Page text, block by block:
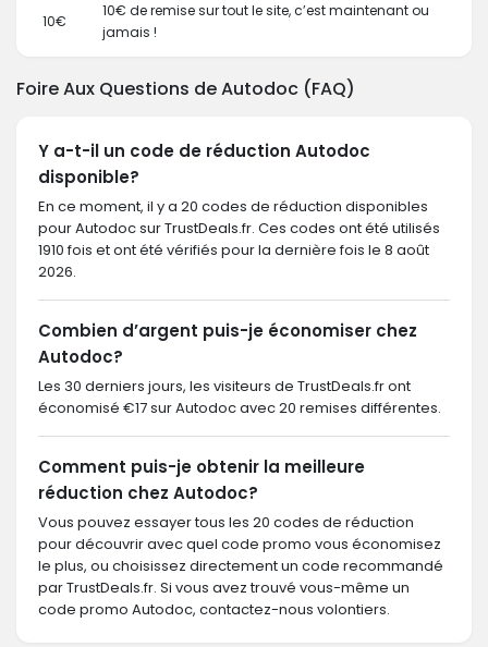
10€
10€ de remise sur tout le site, c’est maintenant ou
jamais !
Foire Aux Questions de Autodoc (FAQ)
Y a-t-il un code de réduction Autodoc
disponible?
En ce moment, il y a 20 codes de réduction disponibles
pour Autodoc sur TrustDeals.fr. Ces codes ont été utilisés
1910 fois et ont été vérifiés pour la dernière fois le 8 août
2026.
Combien d’argent puis-je économiser chez
Autodoc?
Les 30 derniers jours, les visiteurs de TrustDeals.fr ont
économisé €17 sur Autodoc avec 20 remises différentes.
Comment puis-je obtenir la meilleure
réduction chez Autodoc?
Vous pouvez essayer tous les 20 codes de réduction
pour découvrir avec quel code promo vous économisez
le plus, ou choisissez directement un code recommandé
par TrustDeals.fr. Si vous avez trouvé vous-même un
code promo Autodoc, contactez-nous volontiers.